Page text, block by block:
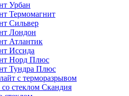
Урбан
Термомагнит
Сильвер
Лондон
Атлантик
Иссида
Норд Плюс
Тундра Плюс
с терморазрывом
стеклом Скандия